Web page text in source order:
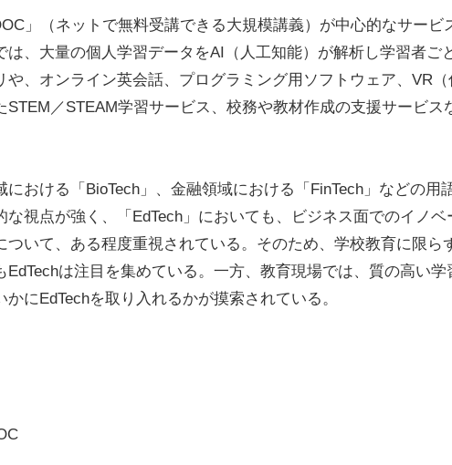
」（ネットで無料受講できる大規模講義）が中心的なサービ
は、大量の個人学習データをAI（人工知能）が解析し学習者ご
や、オンライン英会話、プログラミング用ソフトウェア、VR
STEM／STEAM学習サービス、校務や教材作成の支援サービス
おける「BioTech」、金融領域における「FinTech」などの用
な視点が強く、「EdTech」においても、ビジネス面でのイノベ
ついて、ある程度重視されている。そのため、学校教育に限ら
EdTechは注目を集めている。一方、教育現場では、質の高い学
かにEdTechを取り入れるかが摸索されている。